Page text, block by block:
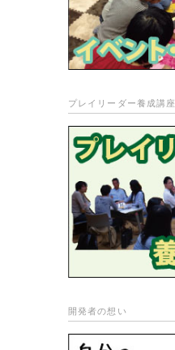
プレイリーダー養成講座
開発者の想い